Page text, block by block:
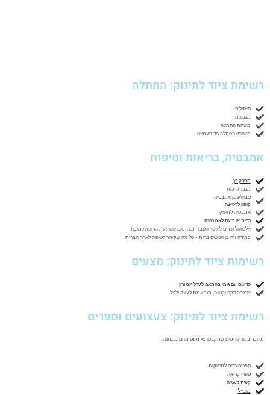
רשימת ציוד לתינוק: החתלה
חיתולים
מגבונים
משחת החתלה
משטחי החתלה חד פעמיים
אמבטיה, בריאות וטיפוח
מסרק רך
מגבות רכות
סבון\שמן אמבטיה
קופון לרכישה
אמבטיה לתינוק
כרית או רשת לאמבטיה
אלכוהול ופדים לחיטוי הטבור (בהתאם להוראות הרופא כמובן)
במידה וזה בן ועושים ברית - כל מה שקשור לטיפול לאחר הברית
רשימות ציוד לתינוק: מצעים
סדינים עם גומי בהתאם לגודל המזרון
שמיכה דקה וקטנה, מותאמת לעונה ולגיל
רשימת ציוד לתינוק: צעצועים וספרים
מדובר בעוד פריטים שתקבלו לא מעט מהם במתנה.
ספרים רכים לתינוקות
ספרי קריאה
קשת לעגלה
מובייל